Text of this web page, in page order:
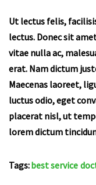
Ut lectus felis,
lectus. Donec sit
vitae nulla ac,
erat. Nam dictum
Maecenas laoreet,
luctus odio, eget
placerat nisl, ut
lorem dictum
Tags:best service